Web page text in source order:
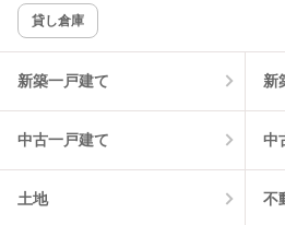
該当件数:
12
貸し倉庫
新築一戸建て 新
中古一戸建て 中
土地 不